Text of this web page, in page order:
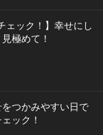
ェック！】幸せにし
極めて！
をつかみやすい日で
ック！